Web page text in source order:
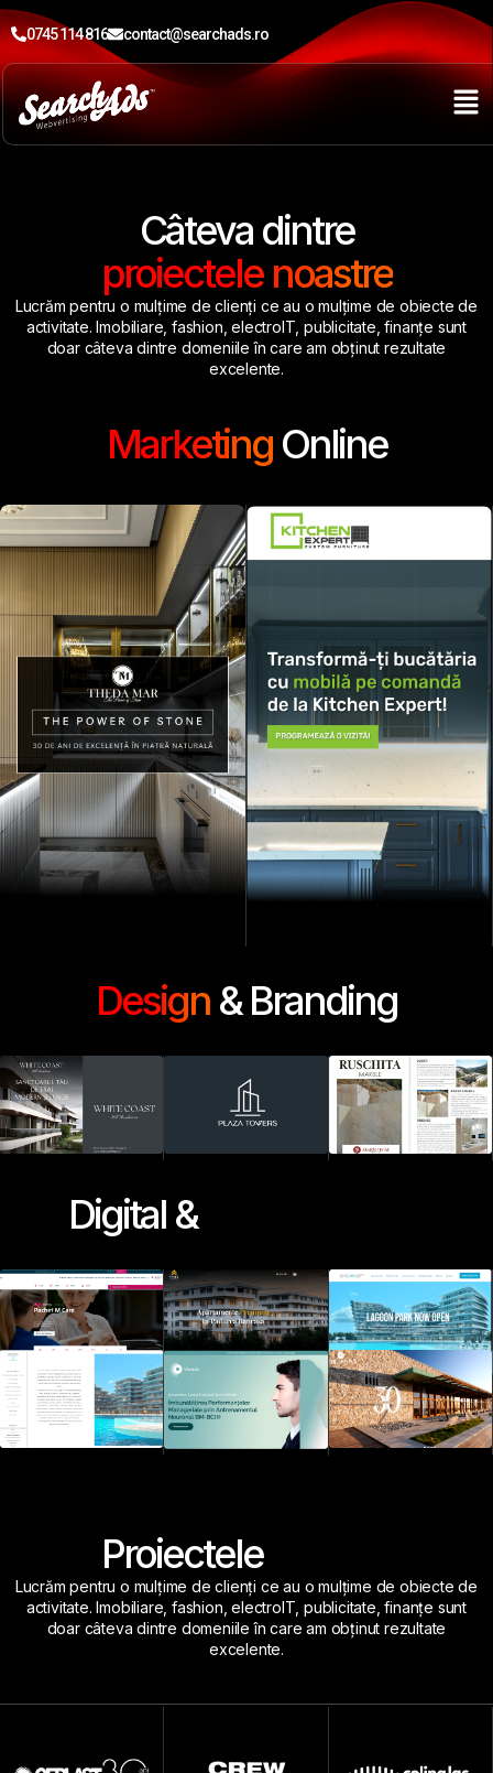
0745 114 816 contact@searchads.ro
Câteva dintre
proiectele noastre
Lucrăm pentru o mulțime de clienți ce au o mulțime de obiecte de
activitate. Imobiliare, fashion, electroIT, publicitate, finanțe sunt
doar câteva dintre domeniile în care am obținut rezultate
excelente.
MarketingOnline
Design & Branding
Digital &
Proiectelenoastre
Lucrăm pentru o mulțime de clienți ce au o mulțime de obiecte de
activitate. Imobiliare, fashion, electroIT, publicitate, finanțe sunt
doar câteva dintre domeniile în care am obținut rezultate
excelente.